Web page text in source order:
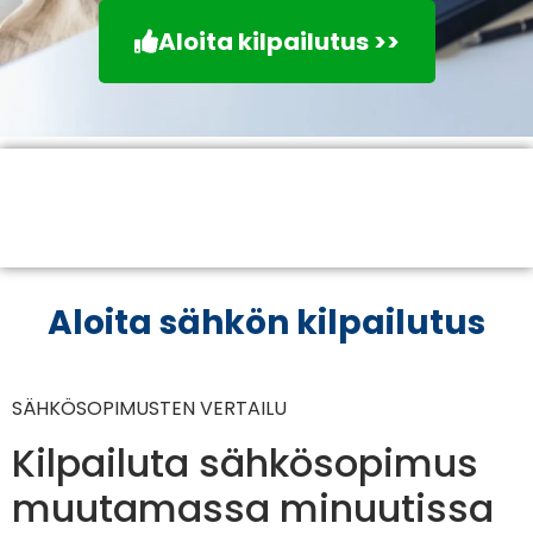
Aloita kilpailutus >>
Aloita sähkön kilpailutus
SÄHKÖSOPIMUSTEN VERTAILU
Kilpailuta sähkösopimus
muutamassa minuutissa